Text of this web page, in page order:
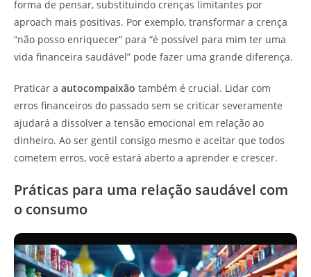
forma de pensar, substituindo crenças limitantes por
aproach mais positivas. Por exemplo, transformar a crença
“não posso enriquecer” para “é possível para mim ter uma
vida financeira saudável” pode fazer uma grande diferença.
Praticar a autocompaixão também é crucial. Lidar com
erros financeiros do passado sem se criticar severamente
ajudará a dissolver a tensão emocional em relação ao
dinheiro. Ao ser gentil consigo mesmo e aceitar que todos
cometem erros, você estará aberto a aprender e crescer.
Práticas para uma relação saudável com
o consumo